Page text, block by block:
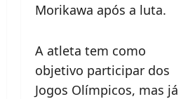
Morikawa após a luta.
A atleta tem como
objetivo participar dos
Jogos Olímpicos, mas já